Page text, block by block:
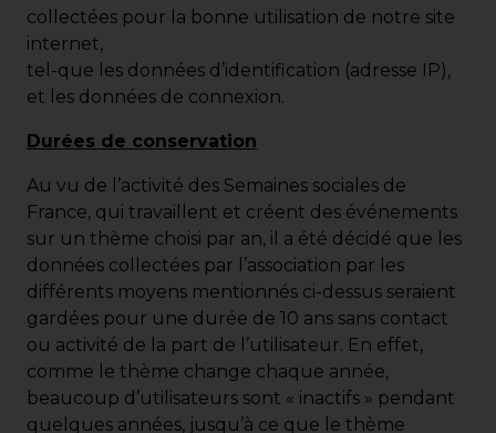
collectées pour la bonne utilisation de notre site
internet,
tel-que les données d’identification (adresse IP),
et les données de connexion.
Durées de conservation
Au vu de l’activité des Semaines sociales de
France, qui travaillent et créent des événements
sur un thème choisi par an, il a été décidé que les
données collectées par l’association par les
différents moyens mentionnés ci-dessus seraient
gardées pour une durée de 10 ans sans contact
ou activité de la part de l’utilisateur. En effet,
comme le thème change chaque année,
beaucoup d’utilisateurs sont « inactifs » pendant
quelques années, jusqu’à ce que le thème